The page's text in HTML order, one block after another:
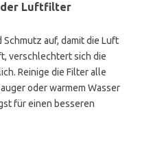
der Luftfilter
auf, damit die Luft
verschlechtert sich die
Reinige die Filter alle
oder warmem Wasser
für einen besseren